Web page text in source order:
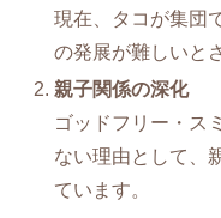
現在、タコが集団
の発展が難しいと
親子関係の深化
ゴッドフリー・ス
ない理由として、
ています。